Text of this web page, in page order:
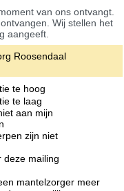
van ons ontvangt.
Wij stellen het
aangeeft.
Roosendaal
te hoog
te laag
aan mijn
zijn niet
deze mailing
mantelzorger meer